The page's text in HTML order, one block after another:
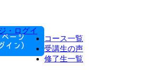
・ログイ
コース一覧
受講生の声
修了生一覧